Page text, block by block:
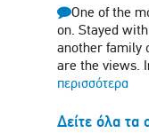
One of the
on. Stayed
another family
are the views.
περισσότερα
Δείτε όλα τα